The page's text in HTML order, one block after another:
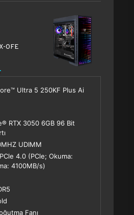
0FE
Ultra 5 250KF Plus Ai
RTX 3050 6GB 96 Bit
UDIMM
4.0 (PCle; Okuma:
4100MB/s)
Fanı